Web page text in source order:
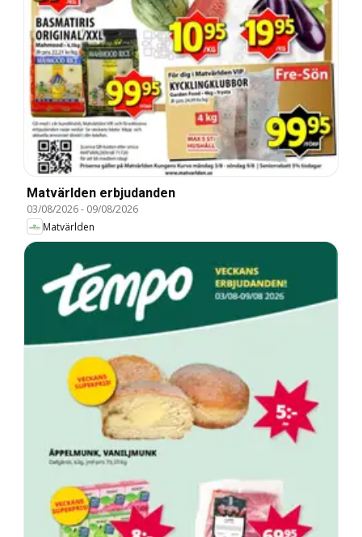
Matvärlden erbjudanden
03/08/2026- 09/08/2026
Matvärlden